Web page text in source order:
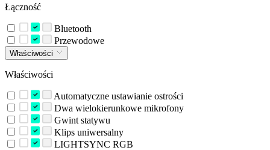
Łączność
Bluetooth
Przewodowe
Właściwości
Właściwości
Automatyczne ustawianie ostrości
Dwa wielokierunkowe mikrofony
Gwint statywu
Klips uniwersalny
LIGHTSYNC RGB